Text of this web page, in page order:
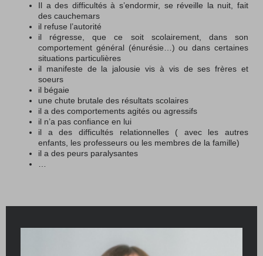
Il a des difficultés à s’endormir, se réveille la nuit, fait
des cauchemars
il refuse l’autorité
il régresse, que ce soit scolairement, dans son
comportement général (énurésie…) ou dans certaines
situations particulières
il manifeste de la jalousie vis à vis de ses frères et
soeurs
il bégaie
une chute brutale des résultats scolaires
il a des comportements agités ou agressifs
il n’a pas confiance en lui
il a des difficultés relationnelles ( avec les autres
enfants, les professeurs ou les membres de la famille)
il a des peurs paralysantes